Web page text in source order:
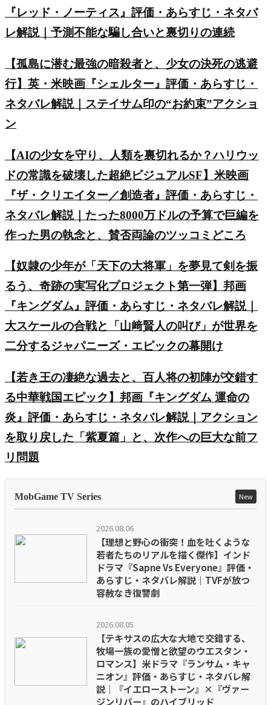
『レッド・ノーティス』評価・あらすじ・ネタバ
レ解説｜予測不能な騙し合いと裏切りの連続
【孤島に潜む最強の暗殺者と、少女の決死の逃避
行】英・米映画『シェルター』評価・あらすじ・
ネタバレ解説｜ステイサム印の“お約束”アクショ
ン
【AIの少女を守り、人類を裏切れるか？ハリウッ
ドの常識を破壊した超絶ビジュアルSF】米映画
『ザ・クリエイター／創造者』評価・あらすじ・
ネタバレ解説｜たった8000万ドルの予算で巨編を
作った男の執念と、賛否両論のツッコミどころ
【奴隷の少年が「天下の大将軍」を夢見て剣を振
るう、奇跡の実写化プロジェクト第一弾】邦画
『キングダム』評価・あらすじ・ネタバレ解説｜
大スケールの合戦と「山﨑賢人の叫び」が世界を
二分するジャパニーズ・エピックの幕開け
【若き王の凄絶な過去と、百人将の初陣が交錯す
る中華戦国エピック】邦画『キングダム 運命の
炎』評価・あらすじ・ネタバレ解説｜アクション
を取り戻した「紫夏篇」と、次作への巨大な前フ
リ問題
MobGame TV Series New
2026.08.06
【理想と野心の衝突！血を吐くような
若者たちのリアルを描く傑作】インド
ドラマ『Sapne Vs Everyone』評価・
あらすじ・ネタバレ解説｜TVFが放つ
容赦なき復讐劇
2026.08.05
【テキサスの広大な大地で交錯する、
牧場一族の愛憎と欲望のウエスタン・
ロマンス】米ドラマ『ランサム・キャ
ニオン』評価・あらすじ・ネタバレ解
説｜『イエローストーン』×『ヴァー
ジンリバー』のハイブリッド